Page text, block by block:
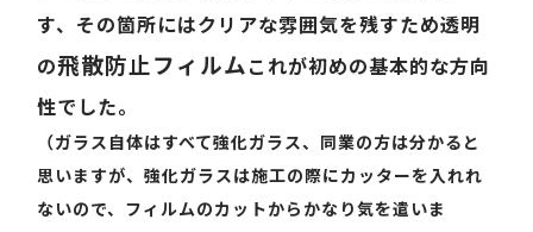
す、その箇所にはクリアな雰囲気を残すため透明
の飛散防止フィルム これが初めの基本的な方向
性でした。
（ガラス自体はすべて強化ガラス、同業の方は分かると
思いますが、強化ガラスは施工の際にカッターを入れれ
ないので、フィルムのカットからかなり気を遣いま